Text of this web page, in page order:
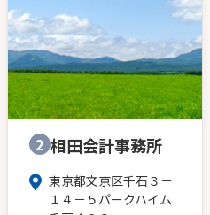
2 相田会計事務所
東京都文京区千石３－
１４－５パークハイム